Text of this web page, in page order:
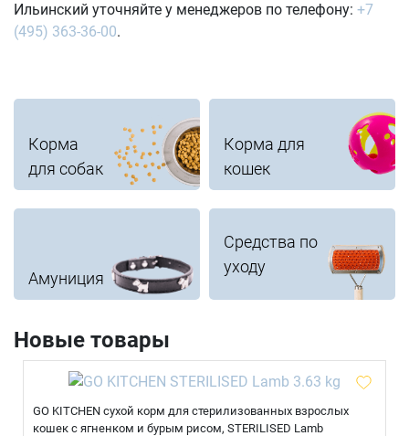
Ильинский уточняйте у менеджеров по телефону: +7
(495) 363-36-00.
Корма
для собак
Корма для
кошек
Амуниция
Средства по
уходу
Новые товары
GO KITCHEN сухой корм для стерилизованных взрослых
кошек с ягненком и бурым рисом, STERILISED Lamb